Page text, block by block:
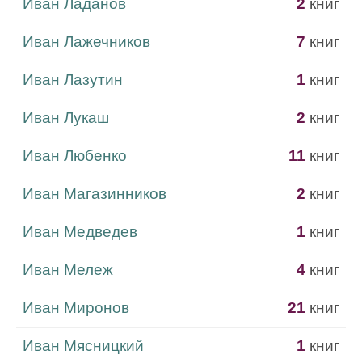
Иван Ладанов 2 книг
Иван Лажечников 7 книг
Иван Лазутин 1 книг
Иван Лукаш 2 книг
Иван Любенко 11 книг
Иван Магазинников 2 книг
Иван Медведев 1 книг
Иван Мележ 4 книг
Иван Миронов 21 книг
Иван Мясницкий 1 книг